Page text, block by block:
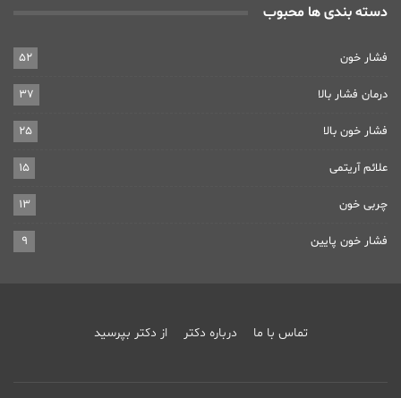
دسته بندی ها محبوب
فشار خون 52
درمان فشار بالا 37
فشار خون بالا 25
علائم آریتمی 15
چربی خون 13
فشار خون پایین 9
تماس با ما درباره دکتر از دکتر بپرسید